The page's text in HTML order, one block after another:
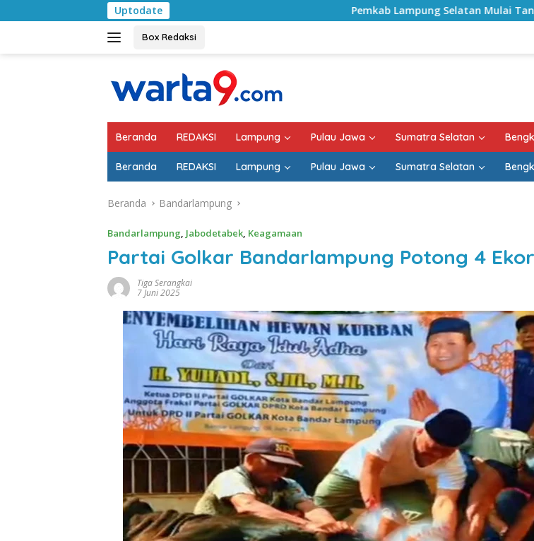
ke
Uptodate Pemkab Lampung Selatan Mulai Tangani Jalan RA Basyid,
Box Redaksi
Beranda REDAKSI Lampung Pulau Jawa Sumatra Selatan
Beranda REDAKSI Lampung Pulau Jawa Sumatra Selatan
Beranda Bandarlampung
Bandarlampung, Jabodetabek, Keagamaan
Partai Golkar Bandarlampung Potong 4
Tiga Serangkai
7 Juni 2025